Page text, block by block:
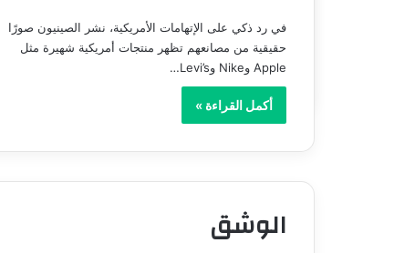
في رد ذكي على الإتهامات الأمريكية، نشر الصينيون صورًا
حقيقية من مصانعهم تظهر منتجات أمريكية شهيرة مثل
Apple وNike وLevi’s…
أكمل القراءة »
الوشق